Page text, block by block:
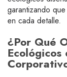
garantizando
en cada detalle.
¿Por Qué
Ecológicos